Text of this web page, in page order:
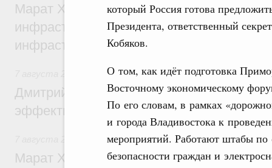
который Россия готова
Президента, ответственный
Кобяков.
О том, как идёт подготовка
Восточному экономическому
По его словам, в рамках
и города Владивостока к
мероприятий. Работают штабы по
безопасности граждан и
Марат Хуснуллин: 15 объектов
инфраструктуры построили и обновили
инфраструктурным кредитам
Развитие сельских территорий
Дмитрий Патрушев: Синхронизация
эффективность поддержки сельских
Экономика городов. Городская среда
Марат Хуснуллин: «Единый заказчик»